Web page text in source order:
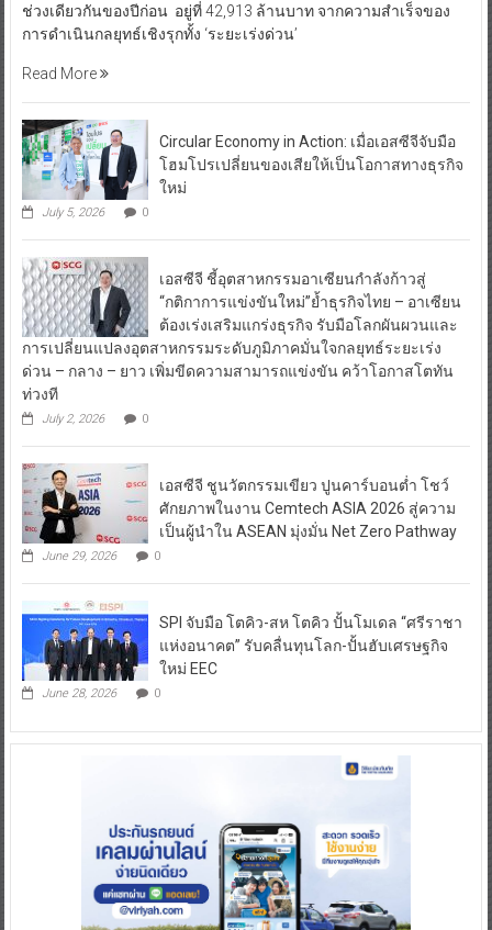
ช่วงเดียวกันของปีก่อน อยู่ที่ 42,913 ล้านบาท จากความสำเร็จของ
การดำเนินกลยุทธ์เชิงรุกทั้ง ‘ระยะเร่งด่วน’
Read More
Circular Economy in Action: เมื่อเอสซีจีจับมือ
โฮมโปรเปลี่ยนของเสียให้เป็นโอกาสทางธุรกิจ
ใหม่
July 5, 2026 0
เอสซีจี ชี้อุตสาหกรรมอาเซียนกำลังก้าวสู่
“กติกาการแข่งขันใหม่”ย้ำธุรกิจไทย – อาเซียน
ต้องเร่งเสริมแกร่งธุรกิจ รับมือโลกผันผวนและ
การเปลี่ยนแปลงอุตสาหกรรมระดับภูมิภาคมั่นใจกลยุทธ์ระยะเร่ง
ด่วน – กลาง – ยาว เพิ่มขีดความสามารถแข่งขัน คว้าโอกาสโตทัน
ท่วงที
July 2, 2026 0
เอสซีจี ชูนวัตกรรมเขียว ปูนคาร์บอนต่ำ โชว์
ศักยภาพในงาน Cemtech ASIA 2026 สู่ความ
เป็นผู้นำใน ASEAN มุ่งมั่น Net Zero Pathway
June 29, 2026 0
SPI จับมือ โตคิว-สห โตคิว ปั้นโมเดล “ศรีราชา
แห่งอนาคต” รับคลื่นทุนโลก-ปั้นฮับเศรษฐกิจ
ใหม่ EEC
June 28, 2026 0